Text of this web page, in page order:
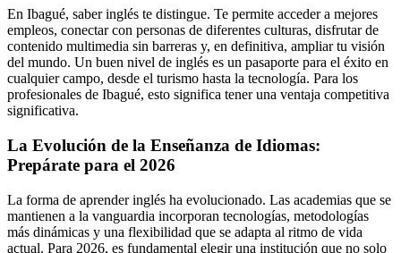
En Ibagué, saber inglés te distingue. Te permite acceder a mejores
empleos, conectar con personas de diferentes culturas, disfrutar de
contenido multimedia sin barreras y, en definitiva, ampliar tu visión
del mundo. Un buen nivel de inglés es un pasaporte para el éxito en
cualquier campo, desde el turismo hasta la tecnología. Para los
profesionales de Ibagué, esto significa tener una ventaja competitiva
significativa.
La Evolución de la Enseñanza de Idiomas:
Prepárate para el 2026
La forma de aprender inglés ha evolucionado. Las academias que se
mantienen a la vanguardia incorporan tecnologías, metodologías
más dinámicas y una flexibilidad que se adapta al ritmo de vida
actual. Para 2026, es fundamental elegir una institución que no solo